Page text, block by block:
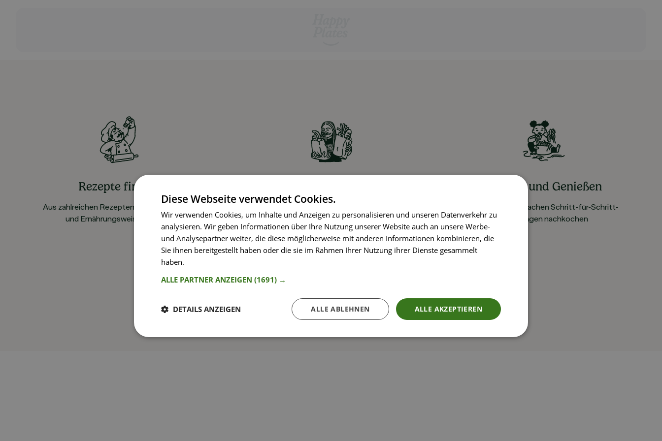
Rezepte finden
Aus zahlreichen Rezepten für alle Vorlieben
und Ernährungsweisen wählen
gewählten Rezepte ohne Aufpreis
Kochen und Genießen
Rezepte mit einfachen Schritt-für-Schritt-
Anleitungen nachkochen
Diese Webseite verwendet Cookies.
Wir verwenden Cookies, um Inhalte und Anzeigen zu personalisieren und unseren Datenverkehr zu
analysieren. Wir geben Informationen über Ihre Nutzung unserer Website auch an unsere Werbe-
und Analysepartner weiter, die diese möglicherweise mit anderen Informationen kombinieren, die
Sie ihnen bereitgestellt haben oder die sie im Rahmen Ihrer Nutzung ihrer Dienste gesammelt
haben.
ALLE PARTNER ANZEIGEN (1691) →
ALLE AKZEPTIEREN
ALLE ABLEHNEN
DETAILS ANZEIGEN